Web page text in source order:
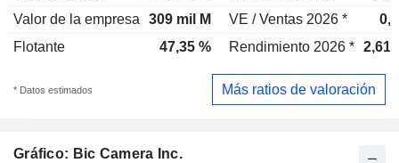
Valor de la empresa
309 mil M VE / Ventas 2026 *
Flotante
47,35 % Rendimiento 2026 * 2,61
* Datos estimados Más ratios de valoración
Gráfico: Bic Camera Inc.